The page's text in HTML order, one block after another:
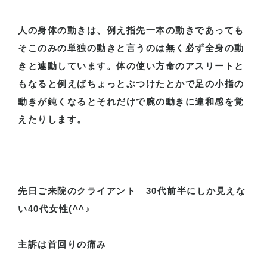
人の身体の動きは、例え指先一本の動きであっても
そこのみの単独の動きと言うのは無く必ず全身の動
きと連動しています。体の使い方命のアスリートと
もなると例えばちょっとぶつけたとかで足の小指の
動きが鈍くなるとそれだけで腕の動きに違和感を覚
えたりします。
先日ご来院のクライアント 30代前半にしか見えな
い40代女性(^^♪
主訴は首回りの痛み